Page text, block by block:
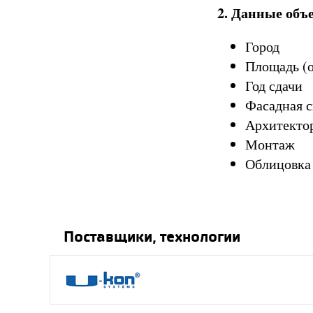
2. Данные
Город
Площадь
Год сдачи
Фасадная
Монтаж
Облицовка
Поставщики, технологии